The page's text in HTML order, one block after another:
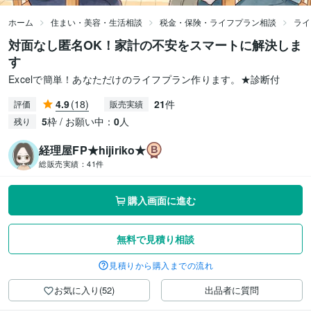
ホーム 住まい・美容・生活相談 税金・保険・ライフプラン相談 ラ
対面なし匿名OK！家計の不安をスマートに解決しま
す
Excelで簡単！あなただけのライフプラン作ります。★診断付
評価 4.9(18) 販売実績 21件
残り 5枠 / お願い中： 0人
経理屋FP★hijiriko★
総販売実績： 41件
購入画面に進む
無料で見積り相談
見積りから購入までの流れ
お気に入り(52) 出品者に質問